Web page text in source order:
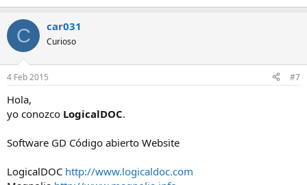
C car031
Curioso
4 Feb 2015 #7
Hola,
yo conozco LogicalDOC.
Software GD Código abierto Website
LogicalDOC http://www.logicaldoc.com